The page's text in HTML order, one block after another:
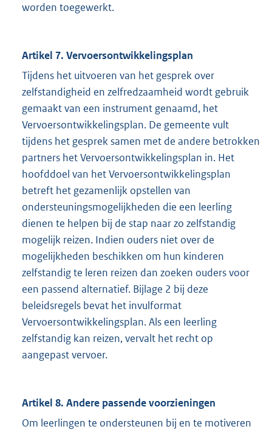
worden toegewerkt.
Artikel 7. Vervoersontwikkelingsplan
Tijdens het uitvoeren van het gesprek over
zelfstandigheid en zelfredzaamheid wordt gebruik
gemaakt van een instrument genaamd, het
Vervoersontwikkelingsplan. De gemeente vult
tijdens het gesprek samen met de andere betrokken
partners het Vervoersontwikkelingsplan in. Het
hoofddoel van het Vervoersontwikkelingsplan
betreft het gezamenlijk opstellen van
ondersteuningsmogelijkheden die een leerling
dienen te helpen bij de stap naar zo zelfstandig
mogelijk reizen. Indien ouders niet over de
mogelijkheden beschikken om hun kinderen
zelfstandig te leren reizen dan zoeken ouders voor
een passend alternatief. Bijlage 2 bij deze
beleidsregels bevat het invulformat
Vervoersontwikkelingsplan. Als een leerling
zelfstandig kan reizen, vervalt het recht op
aangepast vervoer.
Artikel 8. Andere passende voorzieningen
Om leerlingen te ondersteunen bij en te motiveren